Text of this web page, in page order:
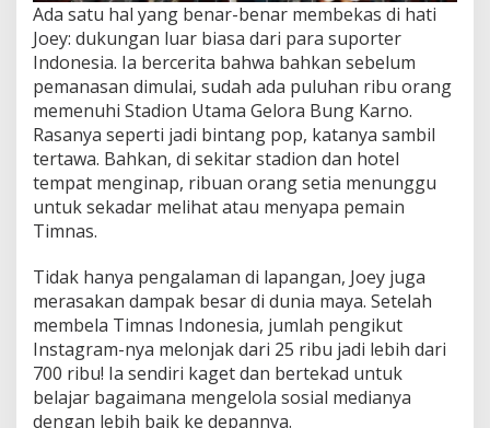
Ada satu hal yang benar-benar membekas di hati
Joey: dukungan luar biasa dari para suporter
Indonesia. Ia bercerita bahwa bahkan sebelum
pemanasan dimulai, sudah ada puluhan ribu orang
memenuhi Stadion Utama Gelora Bung Karno.
Rasanya seperti jadi bintang pop, katanya sambil
tertawa. Bahkan, di sekitar stadion dan hotel
tempat menginap, ribuan orang setia menunggu
untuk sekadar melihat atau menyapa pemain
Timnas.
Tidak hanya pengalaman di lapangan, Joey juga
merasakan dampak besar di dunia maya. Setelah
membela Timnas Indonesia, jumlah pengikut
Instagram-nya melonjak dari 25 ribu jadi lebih dari
700 ribu! Ia sendiri kaget dan bertekad untuk
belajar bagaimana mengelola sosial medianya
dengan lebih baik ke depannya.